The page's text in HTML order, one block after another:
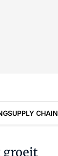
SUPPLY CHAIN
groeit